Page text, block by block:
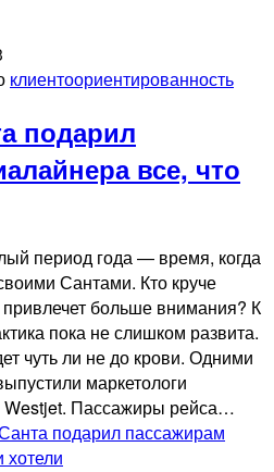
клиентоориентированность
подарил
все, что
период года — время, когда
Сантами. Кто круче
привлечет больше внимания? К
пока не слишком развита.
чуть ли не до крови. Одними
маркетологи
Westjet. Пассажиры рейса…
подарил пассажирам
хотели